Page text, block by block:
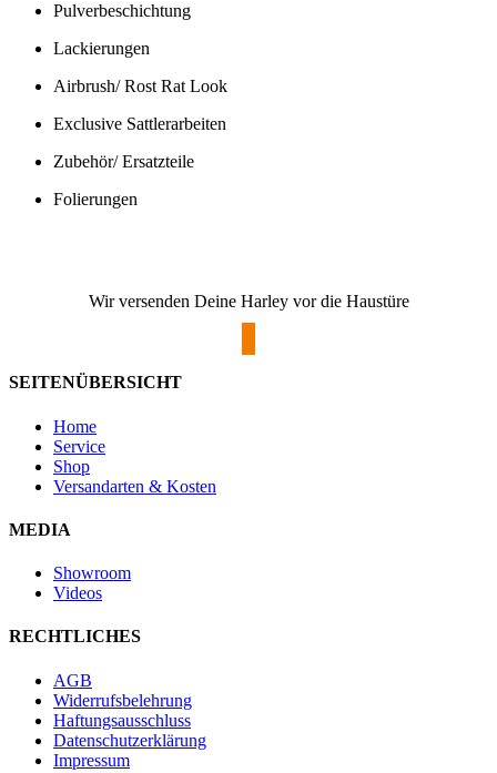
Pulverbeschichtung
Lackierungen
Airbrush/ Rost Rat Look
Exclusive Sattlerarbeiten
Zubehör/ Ersatzteile
Folierungen
Wir versenden Deine Harley vor die Haustüre
SEITENÜBERSICHT
Home
Service
Shop
Versandarten & Kosten
MEDIA
Showroom
Videos
RECHTLICHES
AGB
Widerrufsbelehrung
Haftungsausschluss
Datenschutzerklärung
Impressum